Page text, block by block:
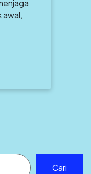
awal,
Cari